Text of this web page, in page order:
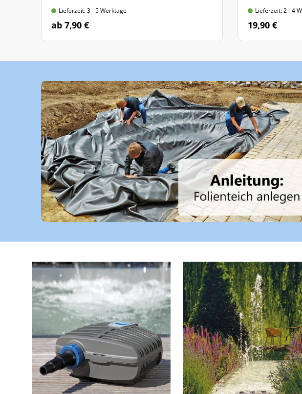
Lieferzeit: 3 - 5 Werktage
ab 7,90 €
Lieferzeit: 2 - 4
19,90 €